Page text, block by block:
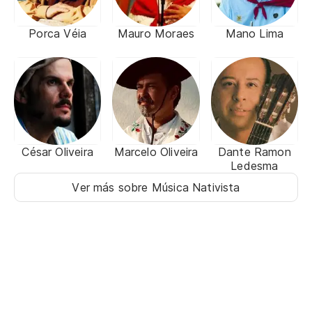
Porca Véia Mauro Moraes Mano Lima
César Oliveira Marcelo Oliveira
Dante Ramon
Ledesma
Ver más sobre Música Nativista